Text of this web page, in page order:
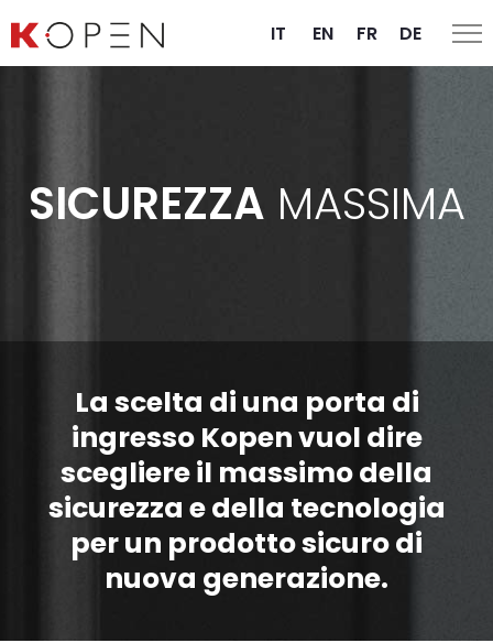
IT EN FR DE
SICUREZZA MASSIMA
La scelta di una porta di
ingresso Kopen vuol dire
scegliere il massimo della
sicurezza e della tecnologia
per un prodotto sicuro di
nuova generazione.